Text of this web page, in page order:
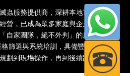
蟲服務提供商，深耕本地市場多年，
營，已成為眾多家庭與企業信賴的蟲
自家團隊，絕不外判」的服務承諾
選與系統培訓，具備豐富的現場處
劃到現場操作，再到後續跟蹤，全...